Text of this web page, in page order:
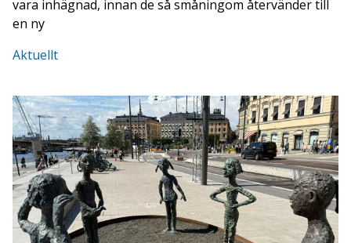
vara inhägnad, innan de så småningom återvänder till
en ny
Aktuellt